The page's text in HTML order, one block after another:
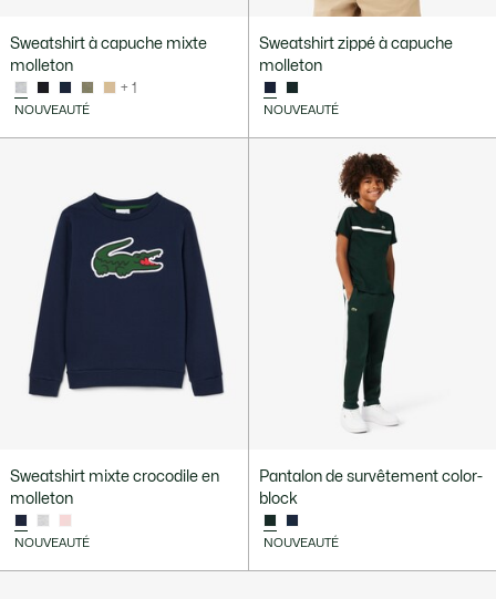
Sweatshirt à capuche mixte
molleton
+ 1
NOUVEAUTÉ
Sweatshirt zippé à capuche
molleton
NOUVEAUTÉ
Sweatshirt mixte crocodile en
molleton
NOUVEAUTÉ
Pantalon de survêtement color-
block
NOUVEAUTÉ